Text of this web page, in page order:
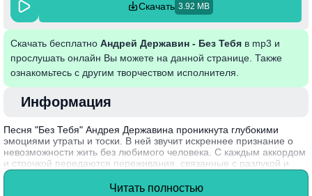
Скачать 3.92 MB
Скачать бесплатно Андрей Державин - Без Тебя в mp3 и
прослушать онлайн Вы можете на данной странице. Также
ознакомьтесь с другим творчеством исполнителя.
Информация
Песня "Без Тебя" Андрея Державина проникнута глубокими
эмоциями утраты и тоски. В ней звучит искреннее признание о
невозможности жить без любимого человека. С каждым аккордом
и строчкой передаются переживания, связанные с разлукой и
болезненным ожиданием. Этот трек затрагивает темы любви и
одиночества, знакомые многим, что делает его особенно близким
Читать полностью